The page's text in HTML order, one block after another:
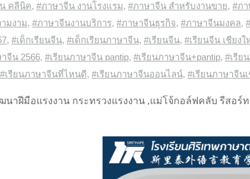
คลีนิค, #ภาษาจีน งานโรงแรม, #ภาษาจีน สำหรับงานขาย, #ภา
มงาม, #ภาษาจีนงานบริการ, #ภาษาจีนธุรกิจ, #ภาษาจีนมงคล,
, #เด็กเรียนจีน, #เด็กเรียนภาษาจีน, #เรียนจีน, #เรียนจีน เชียงใ
จีน 2566, #เรียนภาษาจีน pantip, #เรียนภาษาจีน+pantip, #เรีย
#เรียนภาษาจีนที่ไหนดี, #เรียนภาษาจีนออนไลน์, #เรียนภาษาจีน
ฝีมือแรงงาน กระทรวงแรงงาน ,แม่โจ้กอล์ฟคลับ รีสอร์ท